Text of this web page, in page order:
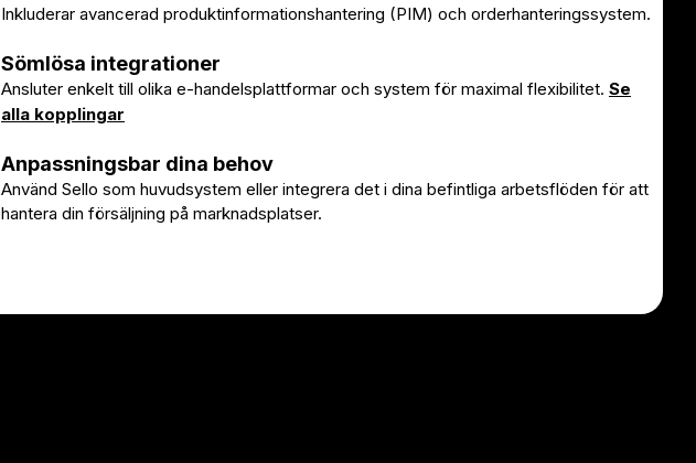
Inkluderar avancerad produktinformationshantering (PIM) och orderhanteringssystem.
Sömlösa integrationer
Ansluter enkelt till olika e-handelsplattformar och system för maximal flexibilitet. Se
alla kopplingar
Anpassningsbar dina behov
Använd Sello som huvudsystem eller integrera det i dina befintliga arbetsflöden för att
hantera din försäljning på marknadsplatser.